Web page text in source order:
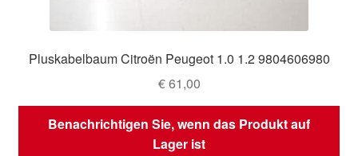
Pluskabelbaum Citroën Peugeot 1.0 1.2 9804606980
€61,00
Benachrichtigen Sie, wenn das Produkt auf
Lager ist